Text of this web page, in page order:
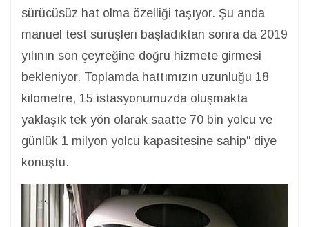
sürücüsüz hat olma özelliği taşıyor. Şu anda
manuel test sürüşleri başladıktan sonra da 2019
yılının son çeyreğine doğru hizmete girmesi
bekleniyor. Toplamda hattımızın uzunluğu 18
kilometre, 15 istasyonumuzda oluşmakta
yaklaşık tek yön olarak saatte 70 bin yolcu ve
günlük 1 milyon yolcu kapasitesine sahip" diye
konuştu.